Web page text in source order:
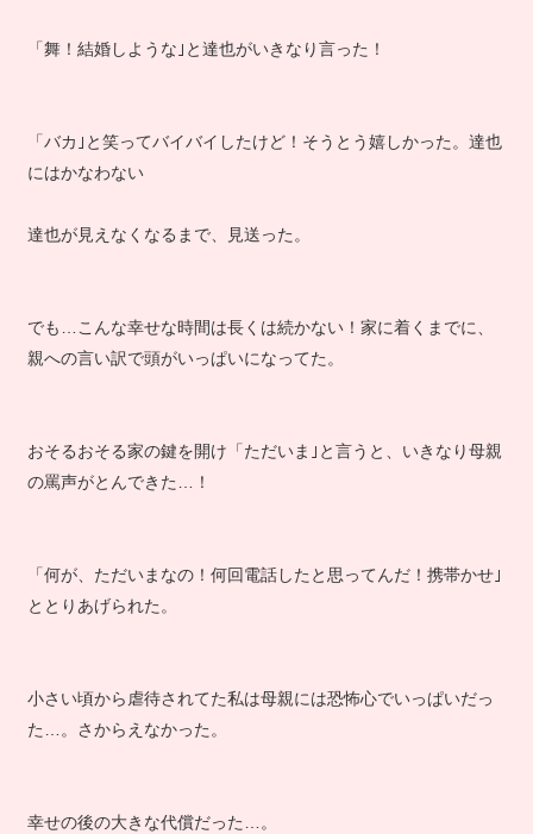
「舞！結婚しような｣と達也がいきなり言った！
「バカ｣と笑ってバイバイしたけど！そうとう嬉しかった。達也
にはかなわない
達也が見えなくなるまで、見送った。
でも…こんな幸せな時間は長くは続かない！家に着くまでに、
親への言い訳で頭がいっぱいになってた。
おそるおそる家の鍵を開け「ただいま｣と言うと、いきなり母親
の罵声がとんできた…！
「何が、ただいまなの！何回電話したと思ってんだ！携帯かせ｣
ととりあげられた。
小さい頃から虐待されてた私は母親には恐怖心でいっぱいだっ
た…。さからえなかった。
幸せの後の大きな代償だった…。